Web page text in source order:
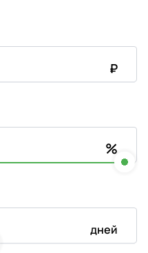
₽
%
дней